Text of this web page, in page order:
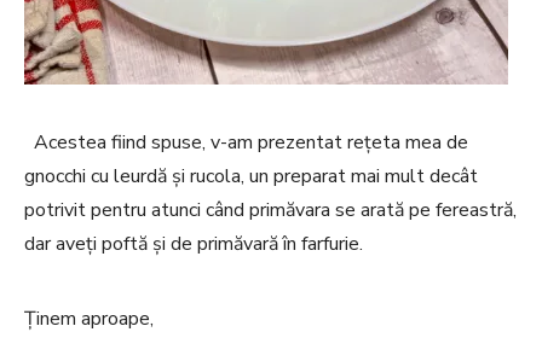
Acestea fiind spuse, v-am prezentat rețeta mea de
gnocchi cu leurdă și rucola, un preparat mai mult decât
potrivit pentru atunci când primăvara se arată pe fereastră,
dar aveți poftă și de primăvară în farfurie.
Ținem aproape,